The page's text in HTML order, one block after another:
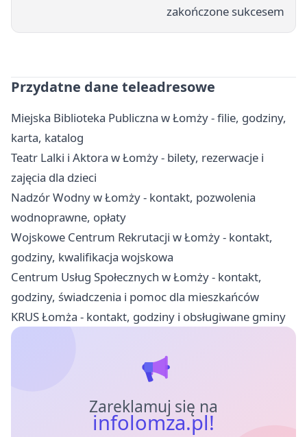
zakończone sukcesem
Przydatne dane teleadresowe
Miejska Biblioteka Publiczna w Łomży - filie, godziny,
karta, katalog
Teatr Lalki i Aktora w Łomży - bilety, rezerwacje i
zajęcia dla dzieci
Nadzór Wodny w Łomży - kontakt, pozwolenia
wodnoprawne, opłaty
Wojskowe Centrum Rekrutacji w Łomży - kontakt,
godziny, kwalifikacja wojskowa
Centrum Usług Społecznych w Łomży - kontakt,
godziny, świadczenia i pomoc dla mieszkańców
KRUS Łomża - kontakt, godziny i obsługiwane gminy
Zareklamuj się na
infolomza.pl!